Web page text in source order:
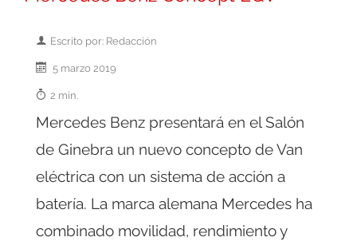
Escrito por: Redacción
5 marzo 2019
2 min.
Mercedes Benz presentará en el Salón
de Ginebra un nuevo concepto de Van
eléctrica con un sistema de acción a
batería. La marca alemana Mercedes ha
combinado movilidad, rendimiento y